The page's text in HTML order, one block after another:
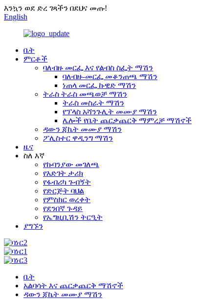
እንኳን ወደ ድረ ገጻችን በደህና መጡ!
English
ቤት
ምርቶች
ባለብዙ መርፌ እና የልብስ ስፌት ማሽን
ባለብዙ-መርፌ መቆንጠጫ ማሽን
ነጠላ መርፌ ኩዊድ ማሽን
ትራስ ትራስ መጫወቻ ማሽን
ትራስ መስራት ማሽን
የፕላስ አሻንጉሊት መሙያ ማሽን
ሌሎች የቤት ጨርቃጨርቅ ማምረቻ ማሽኖች
ዳውን ጃኬት መሙያ ማሽን
ፖሊስተር ዋዲንግ ማሽን
ዜና
ስለ እኛ
የኩባንያው መገለጫ
የእድገት ታሪክ
የፋብሪካ ጉብኝት
የድርጅት ባህል
የምስክር ወረቀት
የደንበኛ ጉዳይ
የኤግዚቢሽን ትርዒት
ያግኙን
ቤት
አልባሳት እና ጨርቃጨርቅ ማሽኖች
ዳውን ጃኬት መሙያ ማሽን